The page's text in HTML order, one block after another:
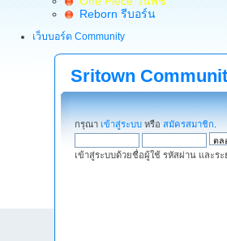
Reborn รีบอร์น
เว็บบอร์ด Community
Sritown
กรุณา เข้าสู่ระบบ หรือสมัครสมาชิก
เข้าสู่ระบบด้วยชื่อผู้ใช้ รหัสผ่าน และระ